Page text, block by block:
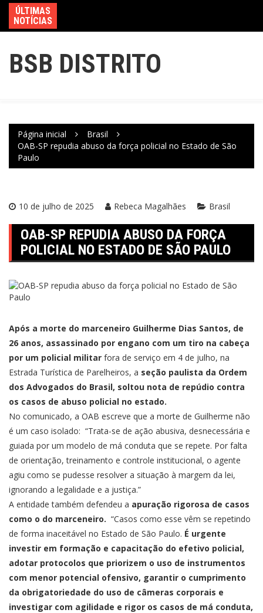
ÚLTIMAS
NOTÍCIAS
BSB DISTRITO
Página inicial
Brasil
OAB-SP repudia abuso da força policial no Estado de São
Paulo
10 de julho de 2025 Rebeca Magalhães Brasil
OAB-SP REPUDIA ABUSO DA FORÇA
POLICIAL NO ESTADO DE SÃO PAULO
Após a morte do marceneiro Guilherme Dias Santos, de
26 anos, assassinado por engano com um tiro na cabeça
por um policial militar fora de serviço em 4 de julho, na
Estrada Turística de Parelheiros, a seção paulista da Ordem
dos Advogados do Brasil, soltou nota de repúdio contra
os casos de abuso policial no estado.
No comunicado, a OAB escreve que a morte de Guilherme não
é um caso isolado: “Trata-se de ação abusiva, desnecessária e
guiada por um modelo de má conduta que se repete. Por falta
de orientação, treinamento e controle institucional, o agente
agiu como se pudesse resolver a situação à margem da lei,
ignorando a legalidade e a justiça.”
A entidade também defendeu a apuração rigorosa de casos
como o do marceneiro. “Casos como esse vêm se repetindo
de forma inaceitável no Estado de São Paulo. É urgente
investir em formação e capacitação do efetivo policial,
adotar protocolos que priorizem o uso de instrumentos
com menor potencial ofensivo, garantir o cumprimento
da obrigatoriedade do uso de câmeras corporais e
investigar com agilidade e rigor os casos de má conduta,